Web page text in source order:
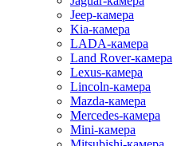
Jeep-камера
Kia-камера
LADA-камера
Land Rover-камера
Lexus-камера
Lincoln-камера
Mazda-камера
Mercedes-камера
Mini-камера